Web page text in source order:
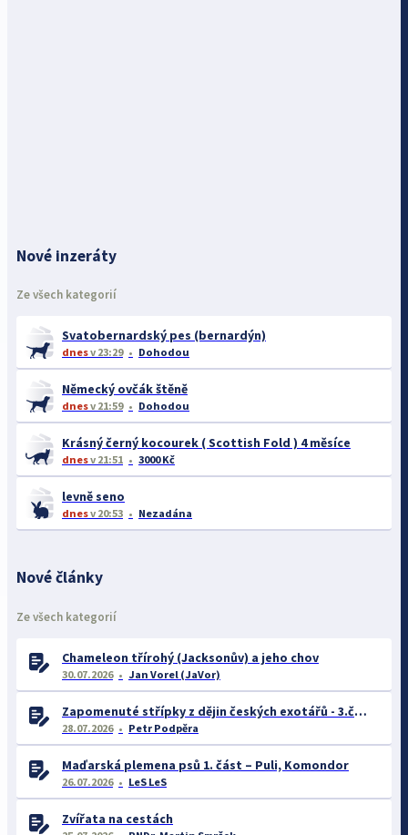
Nové inzeráty
Ze všech kategorií
Svatobernardský pes (bernardýn)
dnesv 23:29 Dohodou
Německý ovčák štěně
dnesv 21:59 Dohodou
Krásný černý kocourek ( Scottish Fold ) 4 měsíce
dnesv 21:51 3000 Kč
levně seno
dnesv 20:53 Nezadána
Nové články
Ze všech kategorií
Chameleon třírohý (Jacksonův) a jeho chov
30.07.2026 Jan Vorel (JaVor)
Zapomenuté střípky z dějin českých exotářů - 3.část
28.07.2026 Petr Podpěra
Maďarská plemena psů 1. část – Puli, Komondor
26.07.2026 LeS LeS
Zvířata na cestách